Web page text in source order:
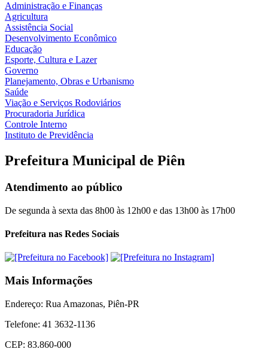
Administração e Finanças
Agricultura
Assistência Social
Desenvolvimento Econômico
Educação
Esporte, Cultura e Lazer
Governo
Planejamento, Obras e Urbanismo
Saúde
Viação e Serviços Rodoviários
Procuradoria Jurídica
Controle Interno
Instituto de Previdência
Prefeitura Municipal de Piên
Atendimento ao público
De segunda à sexta das 8h00 às 12h00 e das 13h00 às 17h00
Prefeitura nas Redes Sociais
Mais Informações
Endereço: Rua Amazonas, Piên-PR
Telefone: 41 3632-1136
CEP: 83.860-000